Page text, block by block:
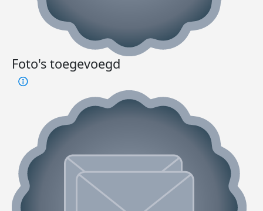
Foto's toegevoegd